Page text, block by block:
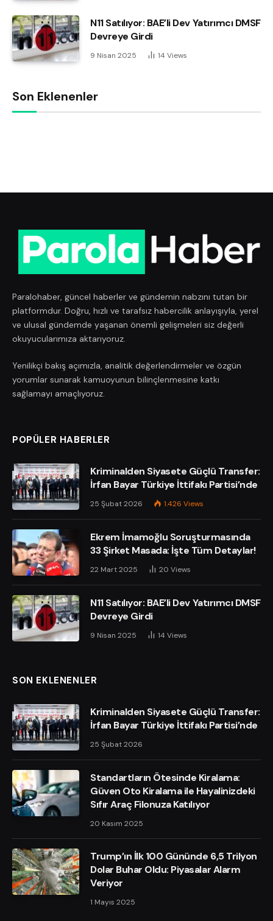
N11 Satılıyor: BAE’li Dev Yatırımcı DMSF
Devreye Girdi
9 Nisan 2025 14 Views
Son Eklenenler
Paralohaber, güncel haberler ve gündemin nabzını tutan bir
platformdur. Doğru, hızlı ve tarafsız habercilik anlayışıyla, yerel
ve ulusal gündemde yaşanan önemli gelişmeleri siz değerli
okuyucularımıza aktarıyoruz.
Yenilikçi bakış açımızla, analitik değerlendirmeler ve özgün
yorumlar sunarak kamuoyunun bilinçlenmesine katkı
sağlamayı amaçlıyoruz.
POPÜLER HABERLER
Kriminalden Siyasete Güçlü Transfer:
İrfan Bayar Türkiye İttifakı Partisi’nde
25 Şubat 2026 1.426 Views
Ekrem İmamoğlu Soruşturmasında
33 Şirket Masada: İşte Tüm Detaylar!
22 Mart 2025 20 Views
N11 Satılıyor: BAE’li Dev Yatırımcı DMSF
Devreye Girdi
9 Nisan 2025 14 Views
SON EKLENENLER
Kriminalden Siyasete Güçlü Transfer:
İrfan Bayar Türkiye İttifakı Partisi’nde
25 Şubat 2026
Standartların Ötesinde Kiralama:
Güven Oto Kiralama ile Hayalinizdeki
Sıfır Araç Filonuza Katılıyor
20 Kasım 2025
Trump’ın İlk 100 Gününde 6,5 Trilyon
Dolar Buhar Oldu: Piyasalar Alarm
Veriyor
1 Mayıs 2025